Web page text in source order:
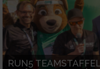
RUN5